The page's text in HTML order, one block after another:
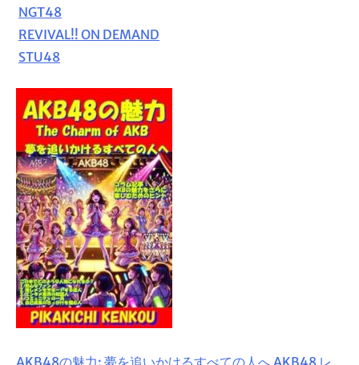
NGT48
REVIVAL!! ON DEMAND
STU48
AKB48の魅力: 夢を追いかけるすべての人へ AKB48 レ